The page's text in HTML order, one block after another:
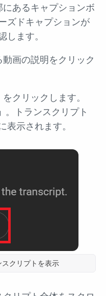
あるキャプションボ
ズドキャプションが
ます。
画の説明をクリック
クリックします。
。トランスクリプト
示されます。
クリプトを表示